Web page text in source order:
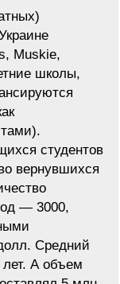
Muskie,
школы,
студентов
вернувшихся
— 3000,
Средний
А объем